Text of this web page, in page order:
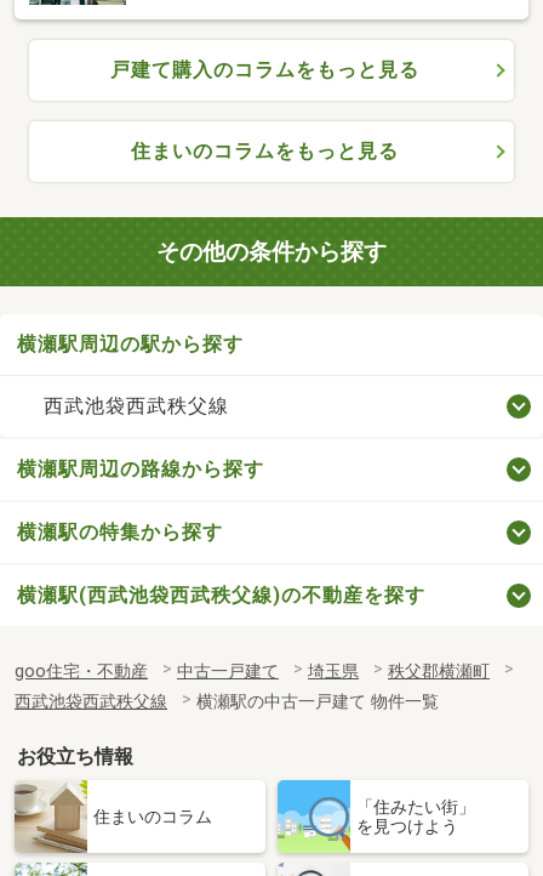
戸建て購入のコラムをもっと見る
住まいのコラムをもっと見る
その他の条件から探す
横瀬駅周辺の駅から探す
西武池袋西武秩父線
横瀬駅周辺の路線から探す
横瀬駅の特集から探す
横瀬駅(西武池袋西武秩父線)の不動産を探す
goo住宅・不動産 中古一戸建て 埼玉県
秩父郡横瀬町
西武池袋西武秩父線
横瀬駅の中古一戸建て 物件一覧
お役立ち情報
住まいのコラム
「住みたい街」
を見つけよう